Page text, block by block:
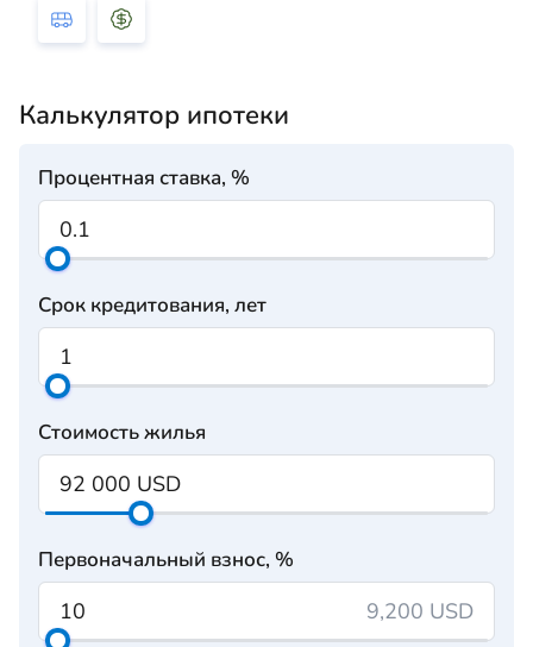
Калькулятор ипотеки
Процентная ставка, %
Срок кредитования, лет
Стоимость жилья
Первоначальный взнос, %
9,200 USD